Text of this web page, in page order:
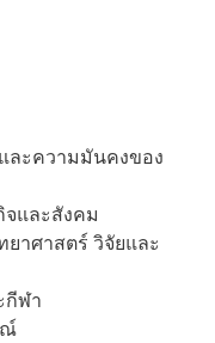
ละความมันคงของ
จและสังคม
าศาสตร์ วิจัยและ
กีฬา
ณ์